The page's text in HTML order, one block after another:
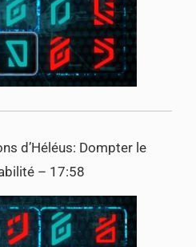
d’Héléus: Dompter le
– 17:58